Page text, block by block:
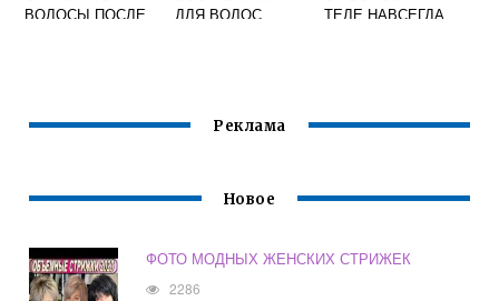
ВОЛОСЫ ПОСЛЕ
ДЛЯ ВОЛОС
ТЕЛЕ НАВСЕГДА
Реклама
Новое
ФОТО МОДНЫХ ЖЕНСКИХ СТРИЖЕК
2286